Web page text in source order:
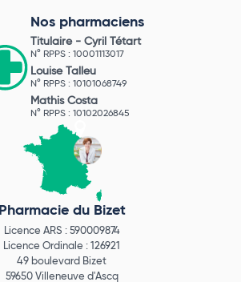
Nos pharmaciens
Titulaire - Cyril Tétart
N° RPPS : 10001113017
Louise Talleu
N° RPPS : 10101068749
Mathis Costa
N° RPPS : 10102026845
Pharmacie du Bizet
Licence ARS : 590009874
Licence Ordinale : 126921
49 boulevard Bizet
59650 Villeneuve d'Ascq